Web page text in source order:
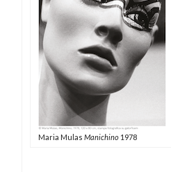
Maria MulasManichino 1978